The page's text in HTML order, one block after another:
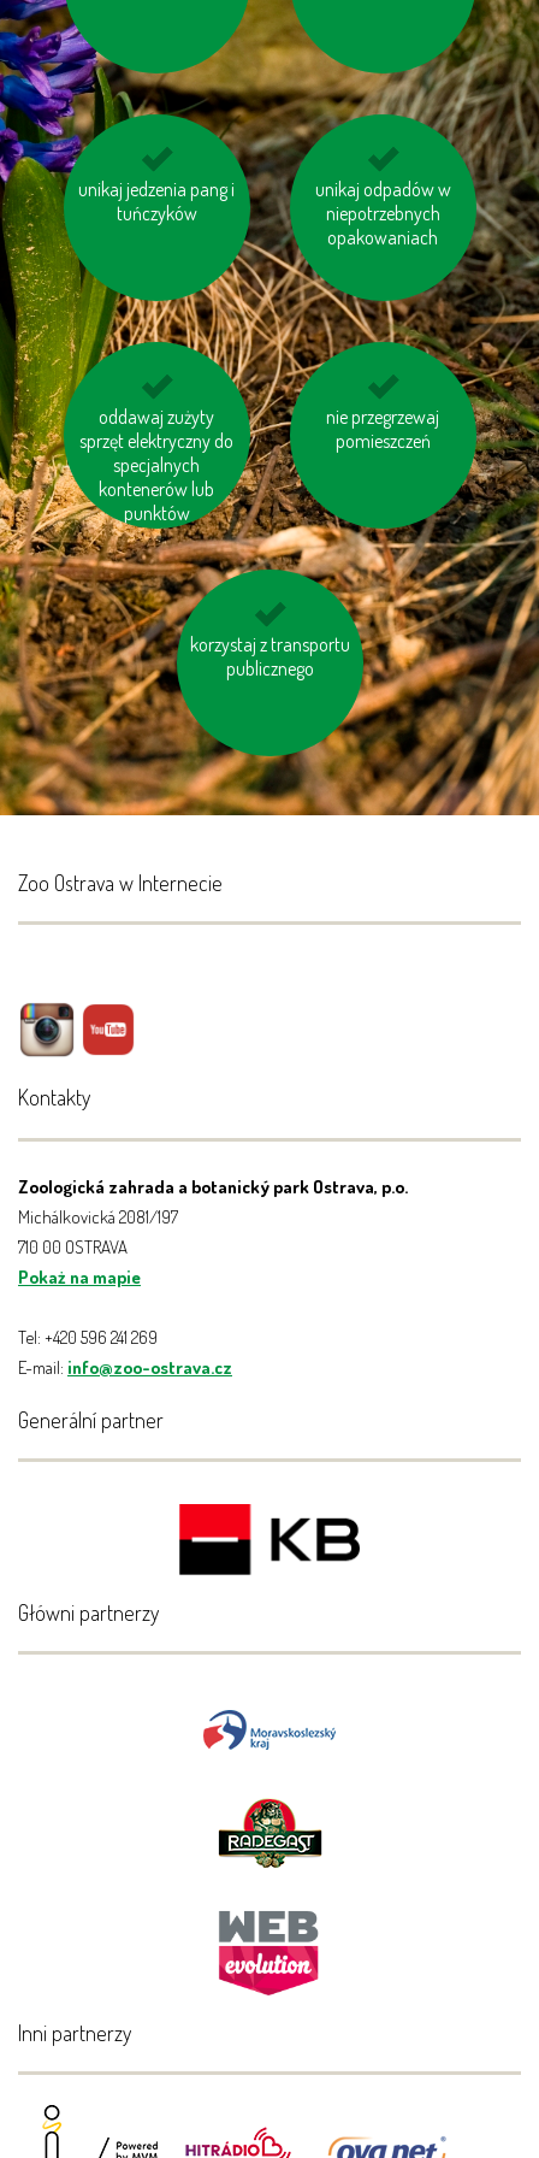
unikaj jedzenia pang i
tuńczyków
kupuj produkty z
odzysku
unikaj odpadów w
niepotrzebnych
opakowaniach
kupuj sezonowe
warzywa i owoce
pochodzące z Twojej
oddawaj zużyty
sprzęt elektryczny do
specjalnych
kontenerów lub
punktów
pomyśl o „ukrytej
wodzie“ w produktac
nie przegrzewaj
pomieszczeń
oszczędzaj wodę
korzystaj z transportu
publicznego
wyłączaj sprzęt
elektroniczny (TV, PC
Zoo Ostrava w Internecie
Kontakty
Zoologická zahrada a botanický park Ostrava, p.o.
Michálkovická 2081/197
710 00 OSTRAVA
Pokaż na mapie
Tel: +420 596 241 269
E-mail: info@zoo-ostrava.cz
Generální partner
Główni partnerzy
Inni partnerzy